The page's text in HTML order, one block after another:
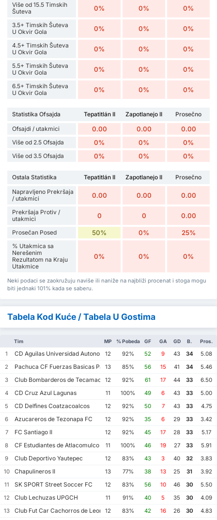
Više od 15.5 Timskih
Šuteva
0% 0% 0%
3.5+ Timskih Šuteva
U Okvir Gola
0% 0% 0%
4.5+ Timskih Šuteva
U Okvir Gola
0% 0% 0%
5.5+ Timskih Šuteva
U Okvir Gola
0% 0% 0%
6.5+ Timskih Šuteva
U Okvir Gola
0% 0% 0%
Statistika Ofsajda Tepatitlán II Zapotlanejo II
Prosečno
Ofsajdi / utakmici
0.00 0.00 0.00
Više od 2.5 Ofsajda 0% 0% 0%
Više od 3.5 Ofsajda 0% 0% 0%
Ostala Statistika Tepatitlán II Zapotlanejo II
Prosečno
Napravljeno Prekršaja
/ utakmici
0.00 0.00 0.00
Prekršaja Protiv /
utakmici
0 0 0.00
Prosečan Posed 50% 0% 25%
% Utakmica sa
Nerešenim
Rezultatom na Kraju
Utakmice
0% 0% 0%
Neki podaci se zaokružuju naviše ili naniže na najbliži procenat i stoga mogu
biti jednaki 101% kada se saberu.
Tabela Kod Kuće / Tabela U Gostima
Tim MP % Pobeda GF GA GD B. Pros.
1 CD Aguilas Universidad Autonoma de Guerrero
12 92% 52 9 43 34
5.08
2
Pachuca CF Fuerzas Basicas Pachuca CF III
13 85% 56 15 41 34
5.46
3
Club Bombarderos de Tecamac 12 92% 61 17 44 33
6.50
4
CD Cruz Azul Lagunas 11 100% 49 6 43 33
5.00
5
CD Delfines Coatzacoalcos 12 92% 50 7 43 33
4.75
6
Azucareros de Tezonapa FC 12 92% 35 6 29 33
3.42
7
FC Santiago II 12 92% 45 17 28 33
5.17
8
CF Estudiantes de Atlacomulco 11 100% 46 19 27 33
5.91
9
Club Deportivo Yautepec 12 83% 43 3 40 32
3.83
10
Chapulineros II 13 77% 38 13 25 31
3.92
11
SK SPORT Street Soccer FC 12 83% 56 10 46 30
5.50
12
Club Lechuzas UPGCH 11 91% 40 5 35 30
4.09
13
Club Fut Car Cachorros de Leon 12 83% 42 16 26 30 4.83